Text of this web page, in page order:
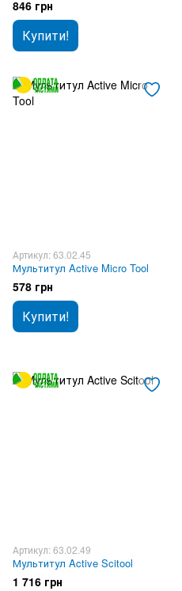
846 грн
Купити!
Артикул: 63.02.45
Мультитул Active Micro Tool
578 грн
Купити!
Артикул: 63.02.49
Мультитул Active Scitool
1 716 грн